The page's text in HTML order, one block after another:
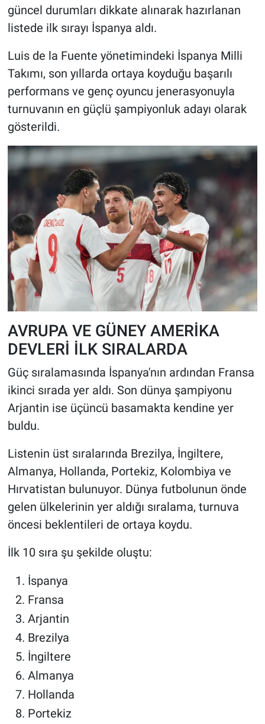
güncel durumları dikkate alınarak hazırlanan
listede ilk sırayı İspanya aldı.
Luis de la Fuente yönetimindeki İspanya Milli
Takımı, son yıllarda ortaya koyduğu başarılı
performans ve genç oyuncu jenerasyonuyla
turnuvanın en güçlü şampiyonluk adayı olarak
gösterildi.
AVRUPA VE GÜNEY AMERİKA
DEVLERİ İLK SIRALARDA
Güç sıralamasında İspanya'nın ardından Fransa
ikinci sırada yer aldı. Son dünya şampiyonu
Arjantin ise üçüncü basamakta kendine yer
buldu.
Listenin üst sıralarında Brezilya, İngiltere,
Almanya, Hollanda, Portekiz, Kolombiya ve
Hırvatistan bulunuyor. Dünya futbolunun önde
gelen ülkelerinin yer aldığı sıralama, turnuva
öncesi beklentileri de ortaya koydu.
İlk 10 sıra şu şekilde oluştu:
İspanya
Fransa
Arjantin
Brezilya
İngiltere
Almanya
Hollanda
Portekiz